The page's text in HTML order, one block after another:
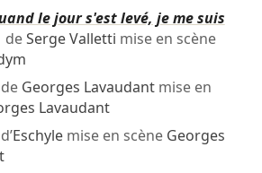
le jour s'est levé, je me suis
Serge Valletti mise en scène
de Georges Lavaudantmise en
Lavaudant
Eschylemise en scène Georges